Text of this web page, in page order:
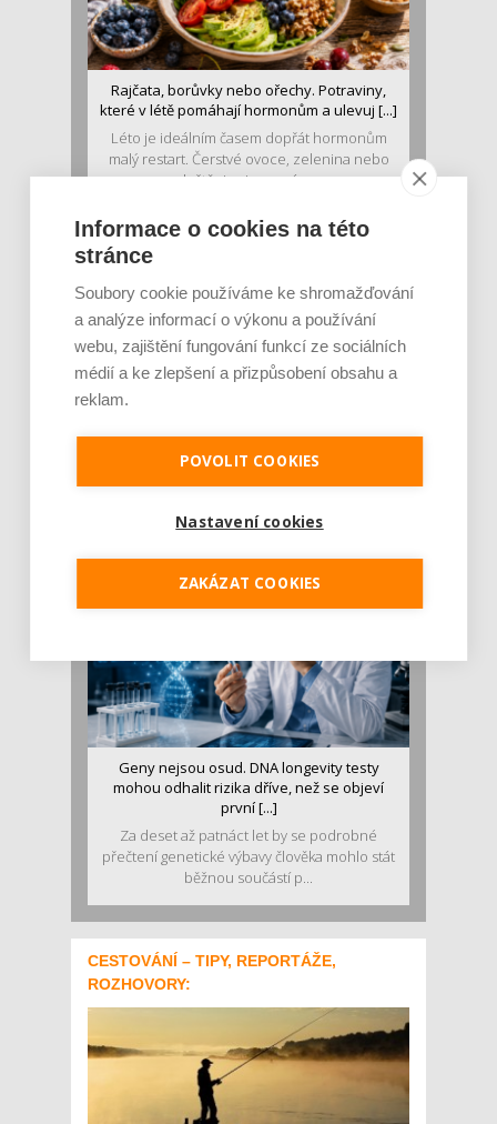
Rajčata, borůvky nebo ořechy. Potraviny,
které v létě pomáhají hormonům a ulevuj [...]
Léto je ideálním časem dopřát hormonům
malý restart. Čerstvé ovoce, zelenina nebo
luštěniny jsou práv...
se o ně...
Geny nejsou osud. DNA longevity testy
mohou odhalit rizika dříve, než se objeví
první [...]
Za deset až patnáct let by se podrobné
přečtení genetické výbavy člověka mohlo stát
běžnou součástí p...
CESTOVÁNÍ – TIPY, REPORTÁŽE,
ROZHOVORY:
Informace o cookies na této
stránce
Soubory cookie používáme ke shromažďování
a analýze informací o výkonu a používání
webu, zajištění fungování funkcí ze sociálních
médií a ke zlepšení a přizpůsobení obsahu a
reklam.
POVOLIT COOKIES
Nastavení cookies
ZAKÁZAT COOKIES